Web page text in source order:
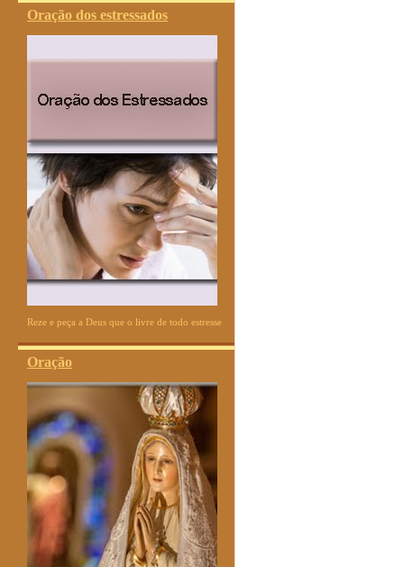
Oração dos estressados
Reze e peça a Deus que o livre de todo estresse
Oração